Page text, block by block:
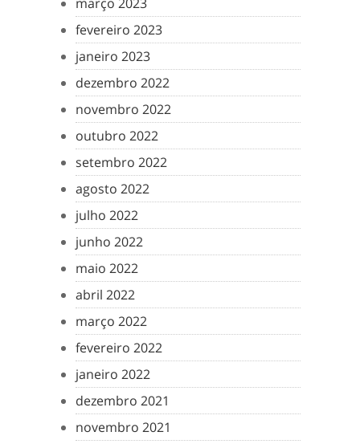
fevereiro 2023
janeiro 2023
dezembro 2022
novembro 2022
outubro 2022
setembro 2022
agosto 2022
julho 2022
junho 2022
maio 2022
abril 2022
março 2022
fevereiro 2022
janeiro 2022
dezembro 2021
novembro 2021